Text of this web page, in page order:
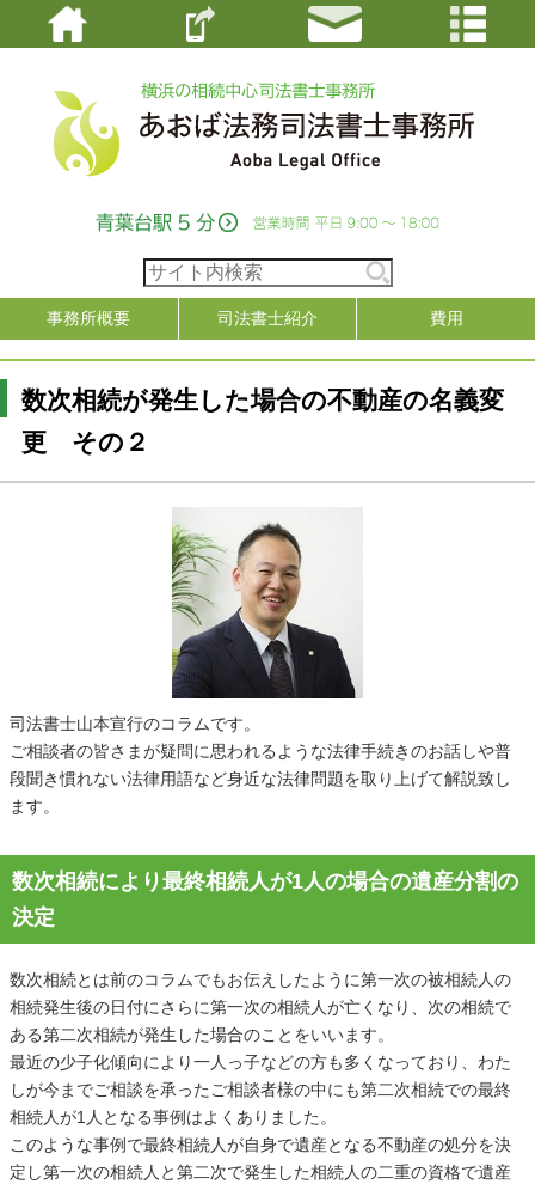
事務所概要 司法書士紹介 費用
数次相続が発生した場合の不動産の名義変
更 その２
司法書士山本宣行のコラムです。
ご相談者の皆さまが疑問に思われるような法律手続きのお話しや普
段聞き慣れない法律用語など身近な法律問題を取り上げて解説致し
ます。
数次相続により最終相続人が1人の場合の遺産分割の
決定
数次相続とは前のコラムでもお伝えしたように第一次の被相続人の
相続発生後の日付にさらに第一次の相続人が亡くなり、次の相続で
ある第二次相続が発生した場合のことをいいます。
最近の少子化傾向により一人っ子などの方も多くなっており、わた
しが今までご相談を承ったご相談者様の中にも第二次相続での最終
相続人が1人となる事例はよくありました。
このような事例で最終相続人が自身で遺産となる不動産の処分を決
定し第一次の相続人と第二次で発生した相続人の二重の資格で遺産